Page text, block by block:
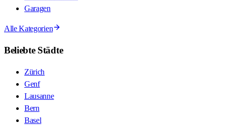
Garagen
Alle Kategorien
Beliebte Städte
Zürich
Genf
Lausanne
Bern
Basel